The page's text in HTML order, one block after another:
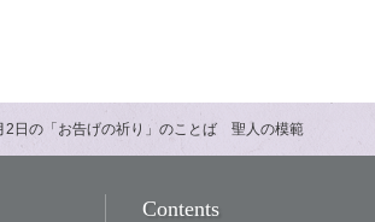
2日の「お告げの祈り」のことば 聖人の模範
Contents